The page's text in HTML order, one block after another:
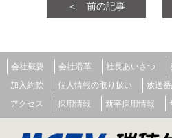
＜ 前の記事
会社概要 会社沿革 社長あいさつ
加入約款
個人情報の取り扱い 放送
アクセス
採用情報 新卒採用情報